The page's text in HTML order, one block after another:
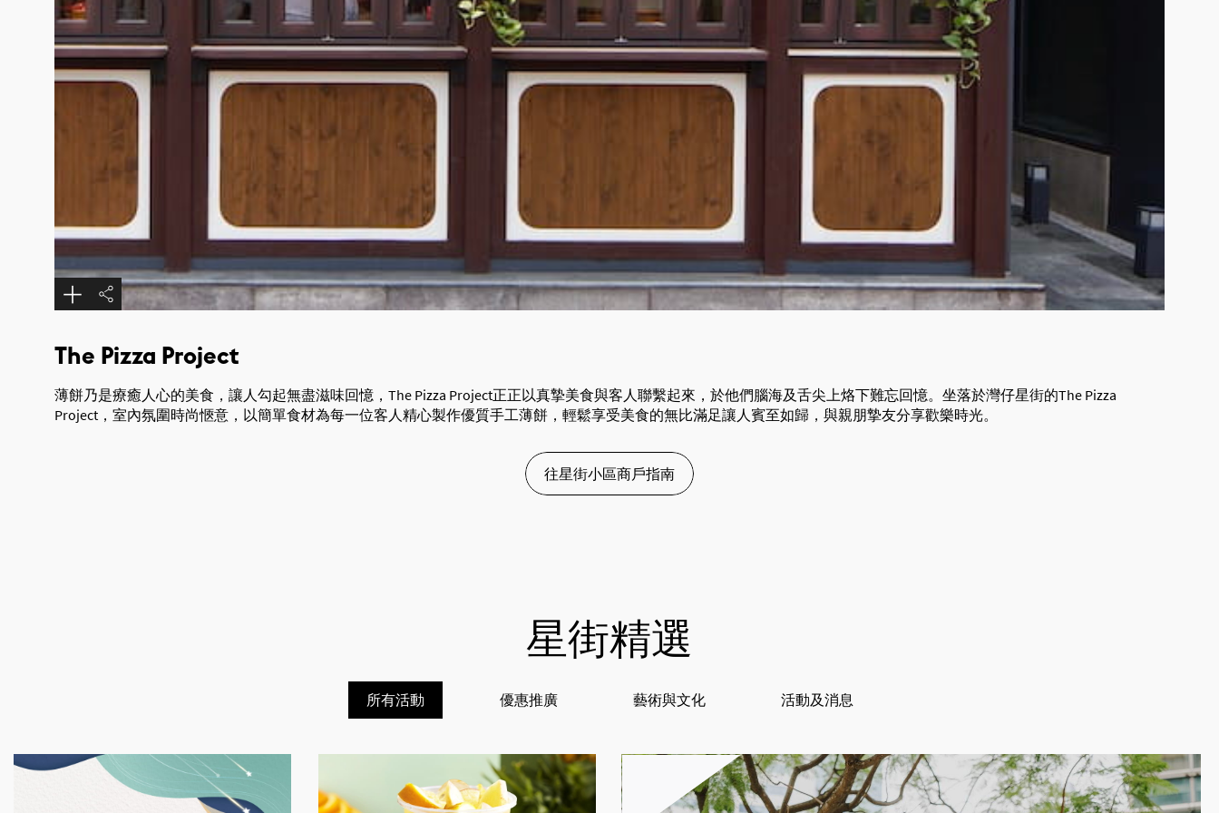
The Pizza Project
薄餅乃是療癒人心的美食，讓人勾起無盡滋味回憶，The Pizza Project正正以真摯美食與客人聯繫起來，於他們腦海及舌尖上烙下難忘回憶。坐落於灣仔星街的The Pizza
Project，室內氛圍時尚愜意，以簡單食材為每一位客人精心製作優質手工薄餅，輕鬆享受美食的無比滿足讓人賓至如歸，與親朋摯友分享歡樂時光。
往星街小區商戶指南
星街精選
所有活動 優惠推廣 藝術與文化 活動及消息